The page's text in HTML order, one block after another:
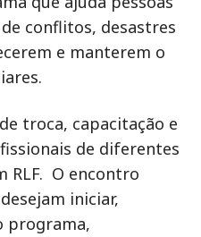
conflitos, desastres
e manterem o
troca, capacitação e
de diferentes
RLF. O encontro
iniciar,
programa,